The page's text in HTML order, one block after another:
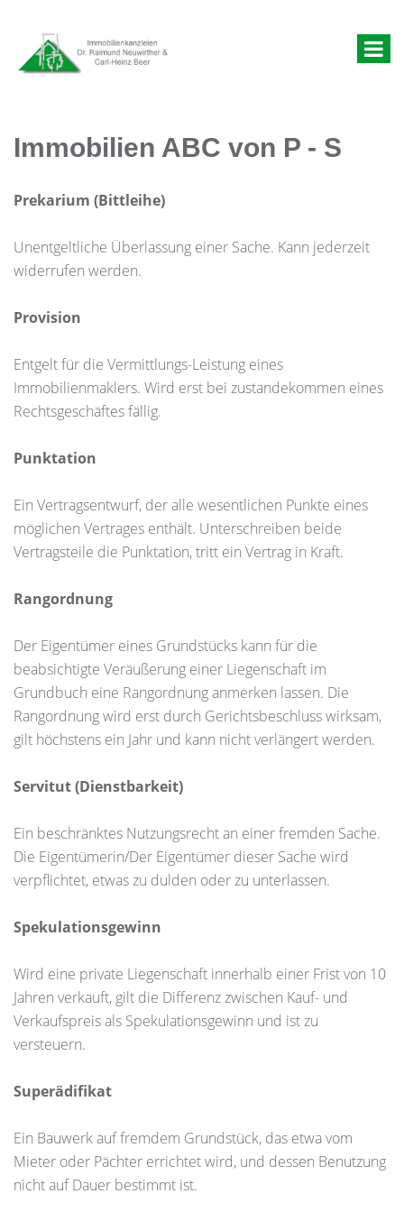
Immobilien ABC von P - S
Prekarium (Bittleihe)
Unentgeltliche Überlassung einer Sache. Kann jederzeit
widerrufen werden.
Provision
Entgelt für die Vermittlungs-Leistung eines
Immobilienmaklers. Wird erst bei zustandekommen eines
Rechtsgeschäftes fällig.
Punktation
Ein Vertragsentwurf, der alle wesentlichen Punkte eines
möglichen Vertrages enthält. Unterschreiben beide
Vertragsteile die Punktation, tritt ein Vertrag in Kraft.
Rangordnung
Der Eigentümer eines Grundstücks kann für die
beabsichtigte Veräußerung einer Liegenschaft im
Grundbuch eine Rangordnung anmerken lassen. Die
Rangordnung wird erst durch Gerichtsbeschluss wirksam,
gilt höchstens ein Jahr und kann nicht verlängert werden.
Servitut (Dienstbarkeit)
Ein beschränktes Nutzungsrecht an einer fremden Sache.
Die Eigentümerin/Der Eigentümer dieser Sache wird
verpflichtet, etwas zu dulden oder zu unterlassen.
Spekulationsgewinn
Wird eine private Liegenschaft innerhalb einer Frist von 10
Jahren verkauft, gilt die Differenz zwischen Kauf- und
Verkaufspreis als Spekulationsgewinn und ist zu
versteuern.
Superädifikat
Ein Bauwerk auf fremdem Grundstück, das etwa vom
Mieter oder Pächter errichtet wird, und dessen Benutzung
nicht auf Dauer bestimmt ist.